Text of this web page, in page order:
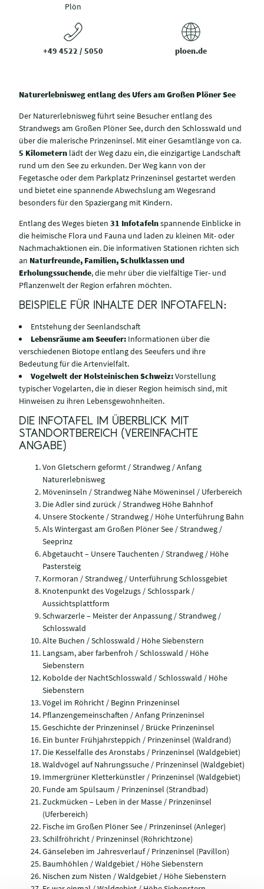
Plön
+49 4522 / 5050 ploen.de
Naturerlebnisweg entlang des Ufers am Großen Plöner See
Der Naturerlebnisweg führt seine Besucher entlang des
Strandwegs am Großen Plöner See, durch den Schlosswald und
über die malerische Prinzeninsel. Mit einer Gesamtlänge von ca.
5 Kilometern lädt der Weg dazu ein, die einzigartige Landschaft
rund um den See zu erkunden. Der Weg kann von der
Fegetasche oder dem Parkplatz Prinzeninsel gestartet werden
und bietet eine spannende Abwechslung am Wegesrand
besonders für den Spaziergang mit Kindern.
Entlang des Weges bieten 31 Infotafelnspannende Einblicke in
die heimische Flora und Fauna und laden zu kleinen Mit- oder
Nachmachaktionen ein. Die informativen Stationen richten sich
an Naturfreunde, Familien, Schulklassen und
Erholungssuchende, die mehr über die vielfältige Tier- und
Pflanzenwelt der Region erfahren möchten.
BEISPIELE FÜR INHALTE DER INFOTAFELN:
Entstehung der Seenlandschaft
Lebensräume am Seeufer: Informationen über die
verschiedenen Biotope entlang des Seeufers und ihre
Bedeutung für die Artenvielfalt.
Vogelwelt der Holsteinischen Schweiz:Vorstellung
typischer Vogelarten, die in dieser Region heimisch sind, mit
Hinweisen zu ihren Lebensgewohnheiten.
DIE INFOTAFEL IM ÜBERBLICK MIT
STANDORTBEREICH (VEREINFACHTE
ANGABE)
Von Gletschern geformt / Strandweg / Anfang
Naturerlebnisweg
Möveninseln / Strandweg Nähe Möweninsel / Uferbereich
Die Adler sind zurück / Strandweg Höhe Bahnhof
Unsere Stockente / Strandweg / Höhe Unterführung Bahn
Als Wintergast am Großen Plöner See / Strandweg /
Seeprinz
Abgetaucht – Unsere Tauchenten / Strandweg / Höhe
Pastersteig
Kormoran / Strandweg / Unterführung Schlossgebiet
Knotenpunkt des Vogelzugs / Schlosspark /
Aussichtsplattform
Schwarzerle – Meister der Anpassung / Strandweg /
Schlosswald
Alte Buchen / Schlosswald / Höhe Siebenstern
Langsam, aber farbenfroh / Schlosswald / Höhe
Siebenstern
Kobolde der NachtSchlosswald / Schlosswald / Höhe
Siebenstern
Vögel im Röhricht / Beginn Prinzeninsel
Pflanzengemeinschaften / Anfang Prinzeninsel
Geschichte der Prinzeninsel / Brücke Prinzeninsel
Ein bunter Frühjahrsteppich / Prinzeninsel (Waldrand)
Die Kesselfalle des Aronstabs / Prinzeninsel (Waldgebiet)
Waldvögel auf Nahrungssuche / Prinzeninsel (Waldgebiet)
Immergrüner Kletterkünstler / Prinzeninsel (Waldgebiet)
Funde am Spülsaum / Prinzeninsel (Strandbad)
Zuckmücken – Leben in der Masse / Prinzeninsel
(Uferbereich)
Fische im Großen Plöner See / Prinzeninsel (Anleger)
Schilfröhricht / Prinzeninsel (Röhrichtzone)
Gänseleben im Jahresverlauf / Prinzeninsel (Pavillon)
Baumhöhlen / Waldgebiet / Höhe Siebenstern
Nischen zum Nisten / Waldgebiet / Höhe Siebenstern